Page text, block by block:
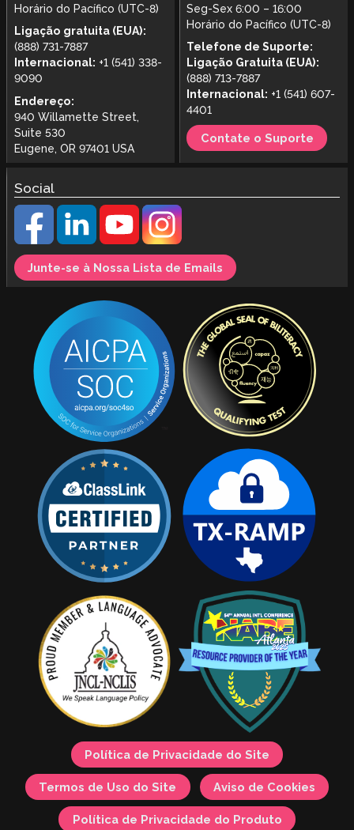
Horário do Pacífico (UTC-8)
Ligação gratuita (EUA):
(888) 731-7887
Internacional: +1 (541) 338-
9090
Endereço:
940 Willamette Street,
Suite 530
Eugene, OR 97401 USA
Seg-Sex 6:00 – 16:00
Horário do Pacífico (UTC-8)
Telefone de Suporte:
Ligação Gratuita (EUA):
(888) 713-7887
Internacional: +1 (541) 607-
4401
Contate o Suporte
Social
Junte-se à Nossa Lista de Emails
Política de Privacidade do Site
Termos de Uso do Site Aviso de Cookies
Política de Privacidade do Produto